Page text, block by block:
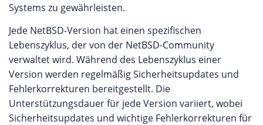
Systems zu gewährleisten.
Jede NetBSD-Version hat einen spezifischen
Lebenszyklus, der von der NetBSD-Community
verwaltet wird. Während des Lebenszyklus einer
Version werden regelmäßig Sicherheitsupdates und
Fehlerkorrekturen bereitgestellt. Die
Unterstützungsdauer für jede Version variiert, wobei
Sicherheitsupdates und wichtige Fehlerkorrekturen für